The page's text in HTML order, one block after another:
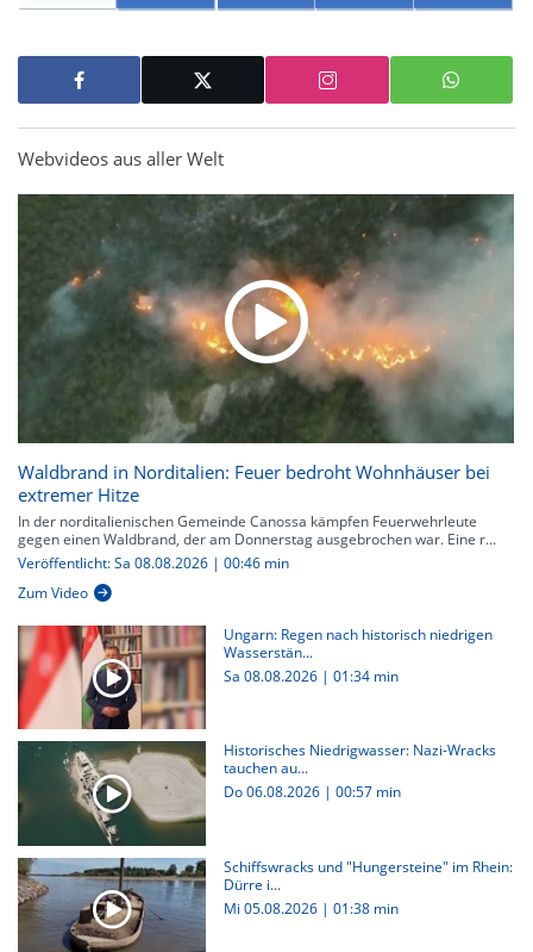
Webvideos aus aller Welt
Waldbrand in Norditalien: Feuer bedroht Wohnhäuser bei
extremer Hitze
In der norditalienischen Gemeinde Canossa kämpfen Feuerwehrleute
gegen einen Waldbrand, der am Donnerstag ausgebrochen war. Eine r...
Veröffentlicht: Sa 08.08.2026 | 00:46 min
Zum Video
Ungarn: Regen nach historisch niedrigen
Wasserstän...
Sa 08.08.2026 | 01:34 min
Historisches Niedrigwasser: Nazi-Wracks
tauchen au...
Do 06.08.2026 | 00:57 min
Schiffswracks und "Hungersteine" im Rhein:
Dürre i...
Mi 05.08.2026 | 01:38 min